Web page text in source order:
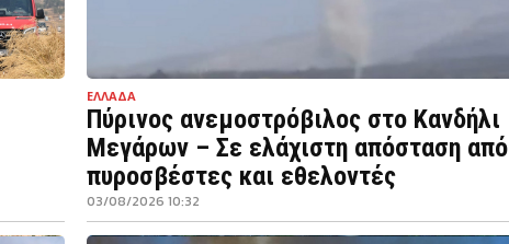
ΕΛΛΑΔΑ
Πύρινος ανεμοστρόβιλος στο Κανδήλι
Μεγάρων – Σε ελάχιστη απόσταση από
πυροσβέστες και εθελοντές
03/08/2026 10:32